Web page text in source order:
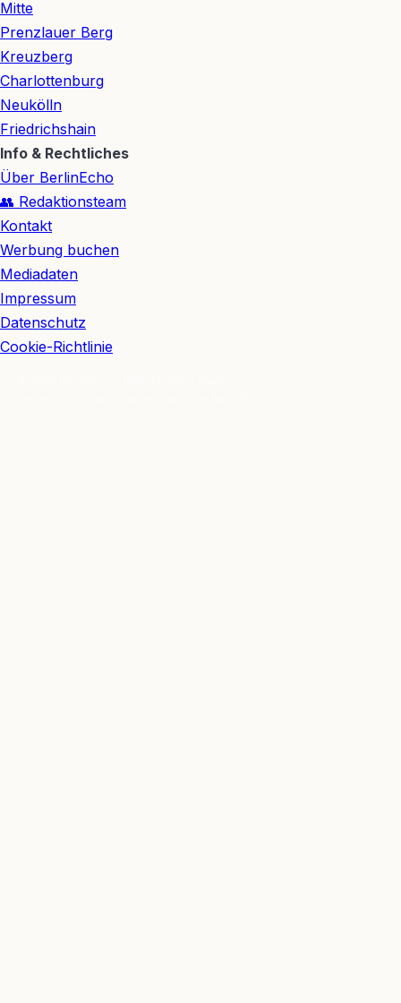
Mitte
Prenzlauer Berg
Kreuzberg
Charlottenburg
Neukölln
Friedrichshain
Info & Rechtliches
Über BerlinEcho
👥 Redaktionsteam
Kontakt
Werbung buchen
Mediadaten
Impressum
Datenschutz
Cookie-Richtlinie